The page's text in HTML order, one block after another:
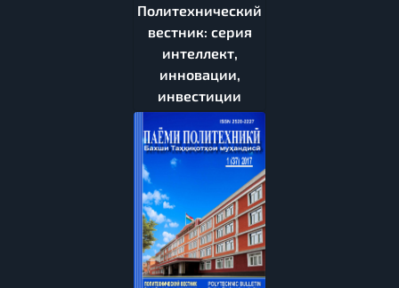
Политехнический
вестник: серия
интеллект,
инновации,
инвестиции